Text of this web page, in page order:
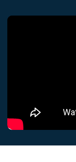
Siamo qui per aiutarti